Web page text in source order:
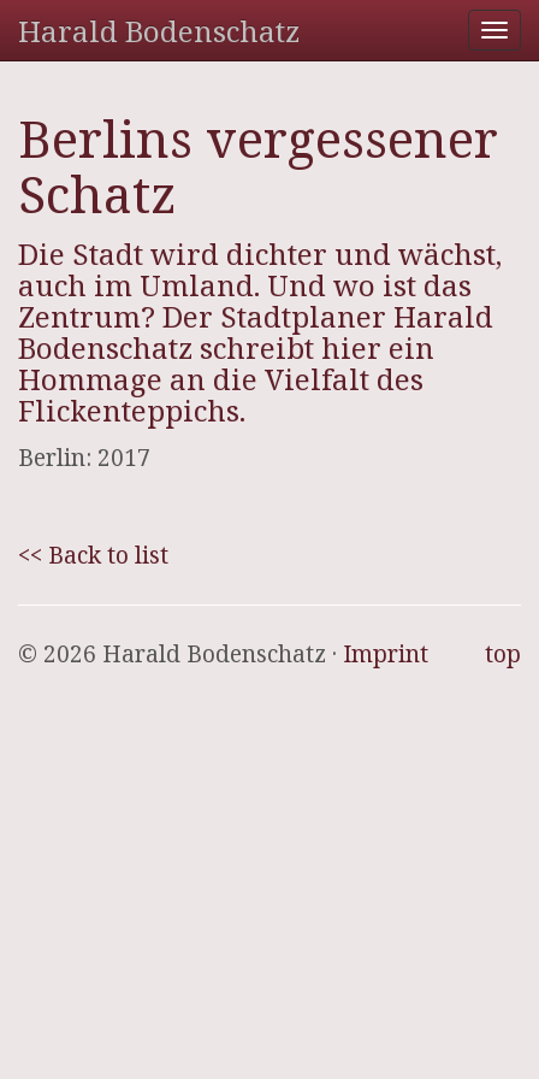
Harald Bodenschatz
Berlins vergessener
Schatz
Die Stadt wird dichter und wächst,
auch im Umland. Und wo ist das
Zentrum? Der Stadtplaner Harald
Bodenschatz schreibt hier ein
Hommage an die Vielfalt des
Flickenteppichs.
Berlin: 2017
<< Back to list
top
© 2026 Harald Bodenschatz · Imprint